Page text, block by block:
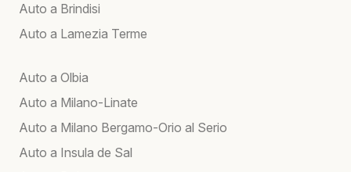
Auto a Brindisi
Auto a Lamezia Terme
Auto a Olbia
Auto a Milano-Linate
Auto a Milano Bergamo-Orio al Serio
Auto a Insula de Sal